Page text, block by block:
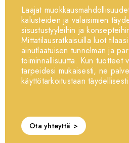
Laajat
kalusteiden ja valaisimien
sisustustyyleihin ja
Mittatilausratkaisuilla luot
ainutlaatuisen tunnelman ja
toiminnallisuutta. Kun tuotteet
tarpeidesi mukaisesti, ne
käyttötarkoitustaan täydellisesti.
Ota yhteyttä